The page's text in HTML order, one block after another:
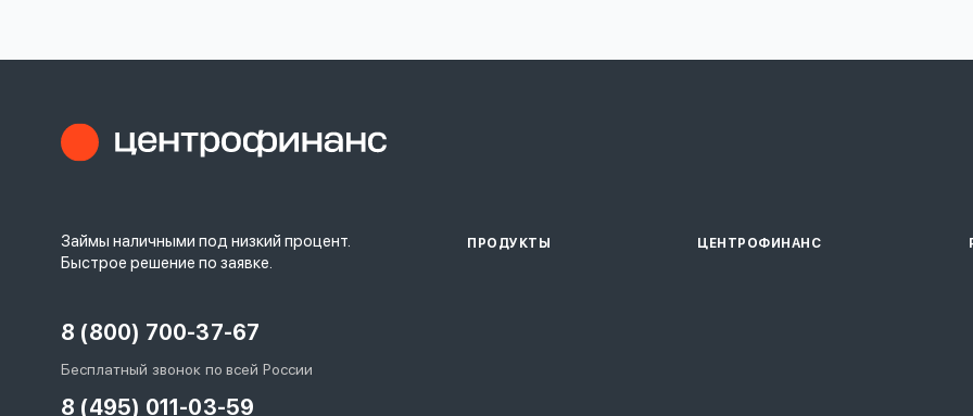
Займы наличными под низкий процент.
Быстрое решение по заявке.
8 (800) 700-37-67
Бесплатный звонок по всей России
8 (495) 011-03-59
ПРОДУКТЫ ЦЕНТРОФИНАНС